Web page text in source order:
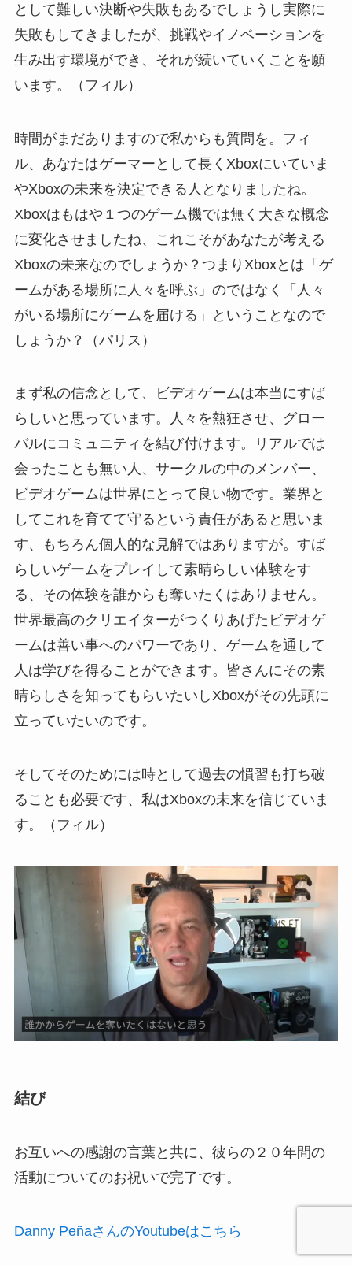
として難しい決断や失敗もあるでしょうし実際に
失敗もしてきましたが、挑戦やイノベーションを
生み出す環境ができ、それが続いていくことを願
います。（フィル）
時間がまだありますので私からも質問を。フィ
ル、あなたはゲーマーとして長くXboxにいていま
やXboxの未来を決定できる人となりましたね。
Xboxはもはや１つのゲーム機では無く大きな概念
に変化させましたね、これこそがあなたが考える
Xboxの未来なのでしょうか？つまりXboxとは「ゲ
ームがある場所に人々を呼ぶ」のではなく「人々
がいる場所にゲームを届ける」ということなので
しょうか？（パリス）
まず私の信念として、ビデオゲームは本当にすば
らしいと思っています。人々を熱狂させ、グロー
バルにコミュニティを結び付けます。リアルでは
会ったことも無い人、サークルの中のメンバー、
ビデオゲームは世界にとって良い物です。業界と
してこれを育てて守るという責任があると思いま
す、もちろん個人的な見解ではありますが。すば
らしいゲームをプレイして素晴らしい体験をす
る、その体験を誰からも奪いたくはありません。
世界最高のクリエイターがつくりあげたビデオゲ
ームは善い事へのパワーであり、ゲームを通して
人は学びを得ることができます。皆さんにその素
晴らしさを知ってもらいたいしXboxがその先頭に
立っていたいのです。
そしてそのためには時として過去の慣習も打ち破
ることも必要です、私はXboxの未来を信じていま
す。（フィル）
結び
お互いへの感謝の言葉と共に、彼らの２０年間の
活動についてのお祝いで完了です。
Danny PeñaさんのYoutubeはこちら